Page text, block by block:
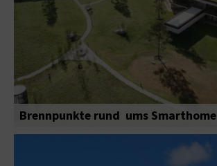
Brennpunkte rund ums Smarthome